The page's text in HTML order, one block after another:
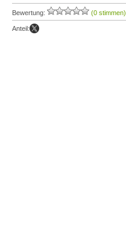
Bewertung: (0 stimmen)
Anteil: